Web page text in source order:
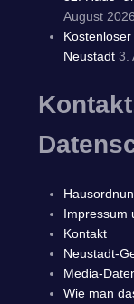
August 2026
Neustadt 3.
Impressum
Kontakt
Neustadt-
Media-
Wie man